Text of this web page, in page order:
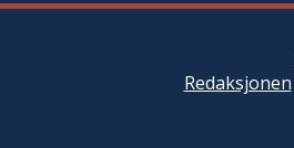
Redaksjonen